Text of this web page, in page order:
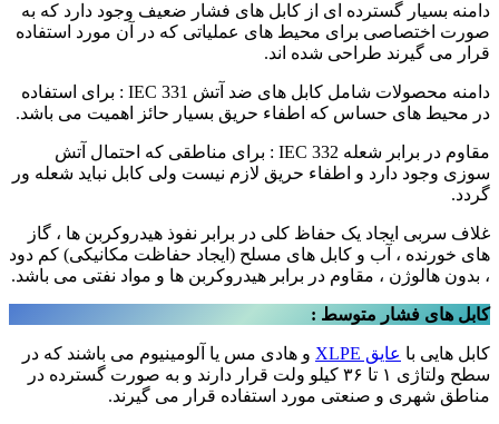
دامنه بسیار گسترده ای از کابل های فشار ضعیف وجود دارد که به
صورت اختصاصی برای محیط های عملیاتی که در آن مورد استفاده
قرار می گیرند طراحی شده اند.
دامنه محصولات شامل کابل های ضد آتش IEC 331 : برای استفاده
در محیط های حساس که اطفاء حریق بسیار حائز اهمیت می باشد.
مقاوم در برابر شعله IEC 332 : برای مناطقی که احتمال آتش
سوزی وجود دارد و اطفاء حریق لازم نیست ولی کابل نباید شعله ور
گردد.
غلاف سربی ایجاد یک حفاظ کلی در برابر نفوذ هیدروکربن ها ، گاز
های خورنده ، آب و کابل های مسلح (ایجاد حفاظت مکانیکی) کم دود
، بدون هالوژن ، مقاوم در برابر هیدروکربن ها و مواد نفتی می باشد.
کابل های فشار متوسط :
کابل هایی با عایق XLPE
و هادی مس یا آلومینیوم می باشند که در
سطح ولتاژی ۱ تا ۳۶ کیلو ولت قرار دارند و به صورت گسترده در
مناطق شهری و صنعتی مورد استفاده قرار می گیرند.